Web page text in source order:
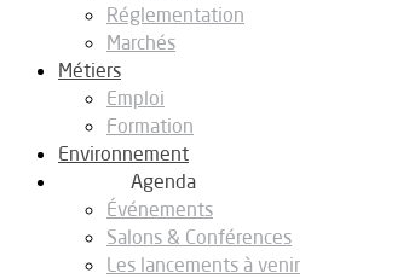
Réglementation
Marchés
Métiers
Emploi
Formation
Environnement
Agenda
Événements
Salons & Conférences
Les lancements à venir